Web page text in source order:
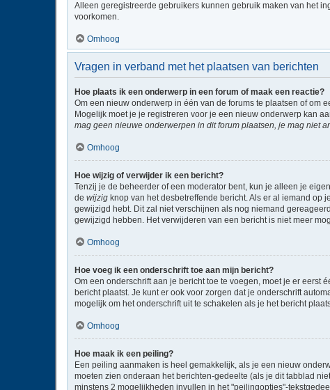
Alleen geregistreerde gebruikers kunnen gebruik maken van het
voorkomen.
Omhoog
Vragen in verband met het plaatsen van berichten
Hoe plaats ik een onderwerp in een forum of maak een reactie?
Om een nieuw onderwerp in één van de forums te plaatsen of om
Mogelijk moet je je registreren voor je een nieuw onderwerp kan
mag geen nieuwe onderwerpen in dit forum plaatsen, je mag niet
Omhoog
Hoe wijzig of verwijder ik een bericht?
Tenzij je de beheerder of een moderator bent, kun je alleen je
de wijzig knop van het desbetreffende bericht. Als er al iemand
gewijzigd hebt. Dit zal niet verschijnen als nog niemand
gewijzigd hebben. Het verwijderen van een bericht is niet meer
Omhoog
Hoe voeg ik een onderschrift toe aan mijn bericht?
Om een onderschrift aan je bericht toe te voegen, moet je er eerst
bericht plaatst. Je kunt er ook voor zorgen dat je onderschrift
mogelijk om het onderschrift uit te schakelen als je het bericht
Omhoog
Hoe maak ik een peiling?
Een peiling aanmaken is heel gemakkelijk, als je een nieuw
moeten zien onderaan het berichten-gedeelte (als je dit tabblad
minstens 2 mogelijkheden invullen in het "peilingopties"-